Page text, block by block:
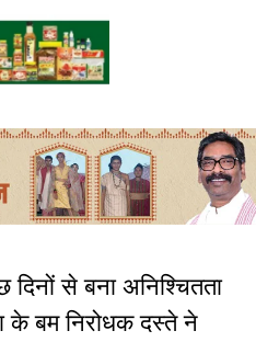
दिनों से बना अनिश्चितता
के बम निरोधक दस्ते ने